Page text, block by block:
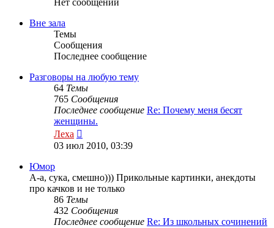
Нет сообщений
Вне зала
Темы
Сообщения
Последнее сообщение
Разговоры на любую тему
64 Темы
765 Сообщения
Последнее сообщение Re: Почему меня бесят
женщины.
Леха
к
03 июл 2010, 03:39
Юмор
А-а, сука, смешно))) Прикольные картинки, анекдоты
про качков и не только
86 Темы
432 Сообщения
Последнее сообщение Re: Из школьных сочинений